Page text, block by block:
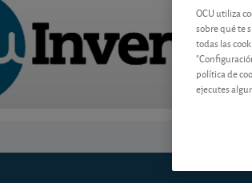
Tiempo
OCU utiliza
sobre qué te
todas las
política de
ejecutes